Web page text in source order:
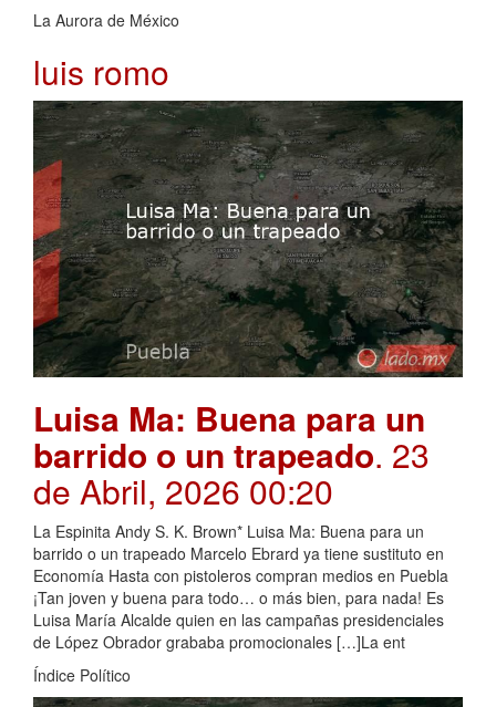
La Aurora de México
luis romo
Luisa Ma: Buena para un
barrido o un trapeado. 23
de Abril, 2026 00:20
La Espinita Andy S. K. Brown* Luisa Ma: Buena para un
barrido o un trapeado Marcelo Ebrard ya tiene sustituto en
Economía Hasta con pistoleros compran medios en Puebla
¡Tan joven y buena para todo… o más bien, para nada! Es
Luisa María Alcalde quien en las campañas presidenciales
de López Obrador grababa promocionales […]La ent
Índice Político